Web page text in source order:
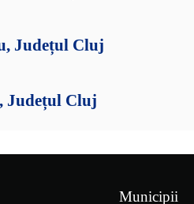
Județul Cluj
Județul Cluj
Municipii